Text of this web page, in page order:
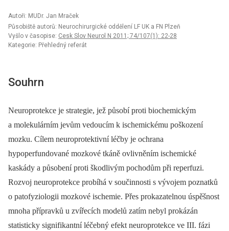
Autoři: MUDr. Jan Mraček
Působiště autorů: Neurochirurgické oddělení LF UK a FN Plzeň
Vyšlo v časopise: Cesk Slov Neurol N 2011; 74/107(1): 22-28
Kategorie: Přehledný referát
Souhrn
Neuroprotekce je strategie, jež působí proti biochemickým
a molekulárním jevům vedoucím k ischemickému poškození
mozku. Cílem neuroprotektivní léčby je ochrana
hypoperfundované mozkové tkáně ovlivněním ischemické
kaskády a působení proti škodlivým pochodům při reperfuzi.
Rozvoj neuroprotekce probíhá v součinnosti s vývojem poznatků
o patofyziologii mozkové ischemie. Přes prokazatelnou úspěšnost
mnoha přípravků u zvířecích modelů zatím nebyl prokázán
statisticky signifikantní léčebný efekt neuroprotekce ve III. fázi